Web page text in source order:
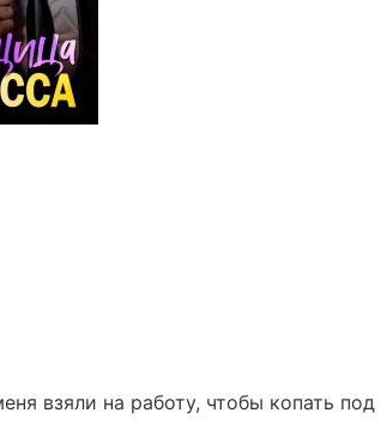
взяли на работу, чтобы копать под